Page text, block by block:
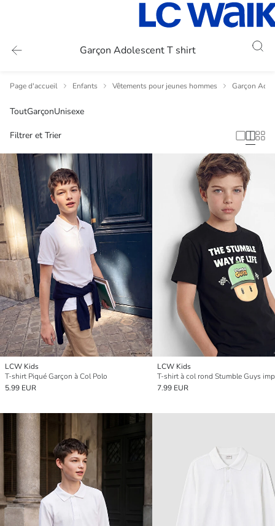
Garçon Adolescent T shirt
Page d'accueil Enfants Vêtements pour jeunes hommes Garçon
ToutGarçonUnisexe
Filtrer et Trier
LCW Kids
T-shirt Piqué Garçon à Col Polo
5.99 EUR
LCW Kids
7.99 EUR